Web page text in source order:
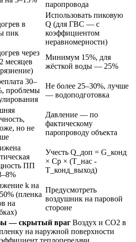
паропровода
в
пик
Использовать пиковую
Q (для ГВС — с
коэффициентом
неравномерности)
через
месяцев
Минимум 15%, для
жёсткой воды — 25%
30–
проблемы
Не более 25–30%, лучше
— водоподготовка
но не
Давление — по
фактическому
паропроводу объекта
ПП
Учесть Q_доп = G_конд
× Cp × (T_нас -
T_конд_выход)
k на
(пленка
на
Предусмотреть
воздушник на паровой
стороне
— скрытый враг Воздух и CO2 в
на наружной поверхности
теплопередачи.